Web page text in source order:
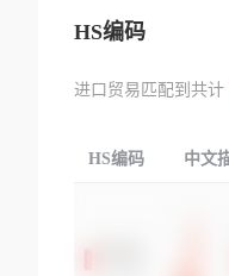
HS编码
进口贸易匹配到共计
HS编码 中文